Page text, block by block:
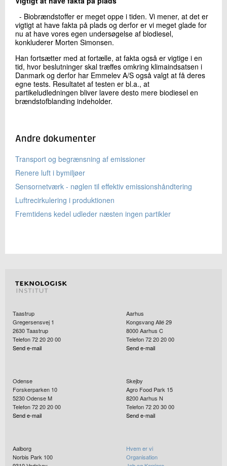
- Biobrændstoffer er meget oppe i tiden. Vi mener, at det er
vigtigt at have fakta på plads og derfor er vi meget glade for
nu at have vores egen undersøgelse af biodiesel,
konkluderer Morten Simonsen.
Han fortsætter med at fortælle, at fakta også er vigtige i en
tid, hvor beslutninger skal træffes omkring klimaindsatsen i
Danmark og derfor har Emmelev A/S også valgt at få deres
egne tests. Resultatet af testen er bl.a., at
partikeludledningen bliver lavere desto mere biodiesel en
brændstofblanding indeholder.
Andre dokumenter
Transport og begrænsning af emissioner
Renere luft i bymiljøer
Sensornetværk - nøglen til effektiv emissionshåndtering
Luftrecirkulering i produktionen
Fremtidens kedel udleder næsten ingen partikler
Taastrup
Gregersensvej 1
2630Taastrup
Telefon 72 20 20 00
Send e-mail
Aarhus
Kongsvang Allé 29
8000Aarhus C
Telefon 72 20 20 00
Send e-mail
Odense
Forskerparken 10
5230Odense M
Telefon 72 20 20 00
Send e-mail
Skejby
Agro Food Park 15
8200Aarhus N
Telefon 72 20 30 00
Send e-mail
Aalborg
Norbis Park 100
Hvem er vi
Organisation